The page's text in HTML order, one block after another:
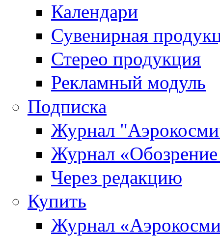
Календари
Сувенирная
Стерео продукция
Рекламный модуль
Подписка
Журнал
Журнал
Через редакцию
Купить
Журнал